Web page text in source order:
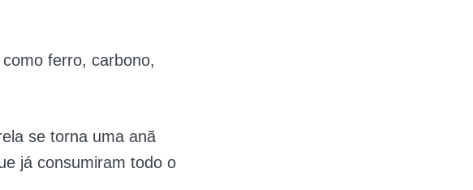
ferro, carbono,
se torna uma anã
já consumiram todo o